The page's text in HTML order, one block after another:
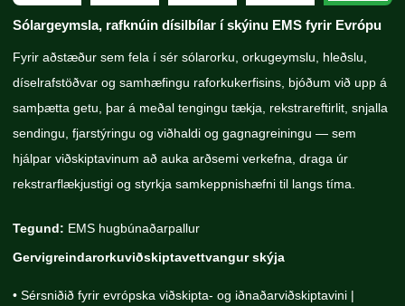
Sólargeymsla, rafknúin dísilbílar í skýinu EMS fyrir Evrópu
Fyrir aðstæður sem fela í sér sólarorku, orkugeymslu, hleðslu,
díselrafstöðvar og samhæfingu raforkukerfisins, bjóðum við upp á
samþætta getu, þar á meðal tengingu tækja, rekstrareftirlit, snjalla
sendingu, fjarstýringu og viðhaldi og gagnagreiningu — sem
hjálpar viðskiptavinum að auka arðsemi verkefna, draga úr
rekstrarflækjustigi og styrkja samkeppnishæfni til langs tíma.
Tegund: EMS hugbúnaðarpallur
Gervigreindarorkuviðskiptavettvangur skýja
• Sérsniðið fyrir evrópska viðskipta- og iðnaðarviðskiptavini |